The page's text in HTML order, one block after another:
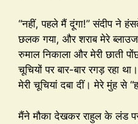
“नहीं, पहले मैं दूंगा!” संदीप ने
छलक गया, और शराब मेरे
रुमाल निकाला और मेरी छाती
चूचियों पर बार-बार रगड़ रहा
मेरी चूचियां दबा दीं। मेरे मुंह से
मैंने मौका देखकर राहुल के लंड